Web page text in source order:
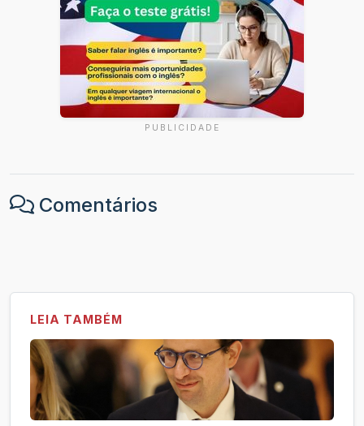
PUBLICIDADE
Comentários
LEIA TAMBÉM